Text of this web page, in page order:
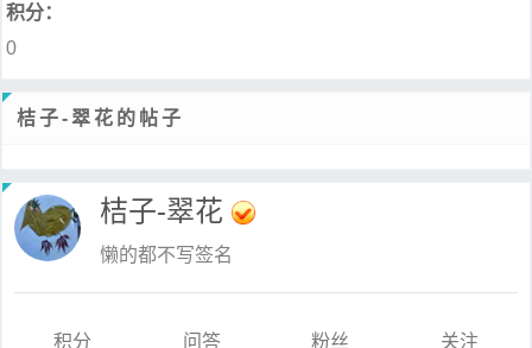
积分：
0
桔子-翠花的帖子
桔子-翠花
懒的都不写签名
积分
问答
粉丝
关注